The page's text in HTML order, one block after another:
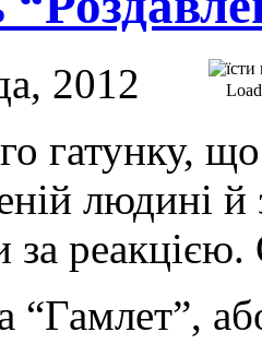
2012
гатунку,
людині
за
“Гамлет”,